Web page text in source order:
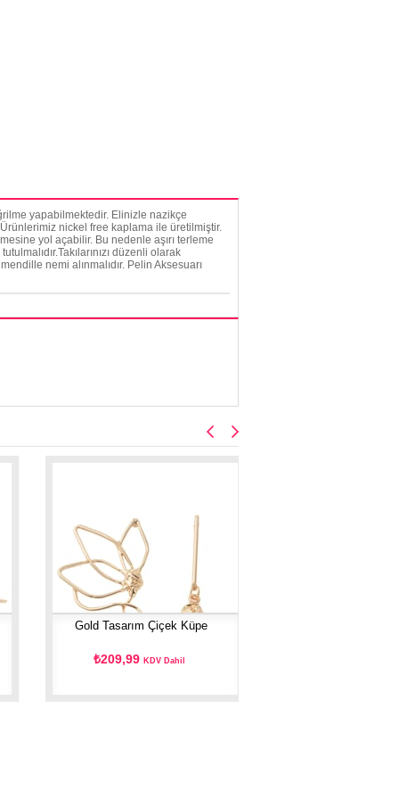
yapabilmektedir. Elinizle nazikçe
nickel free kaplama ile üretilmiştir.
yol açabilir. Bu nedenle aşırı terleme
düzenli olarak
nemi alınmalıdır. Pelin Aksesuarı
Gold Tasarım Çiçek Küpe
₺209,99KDV Dahil